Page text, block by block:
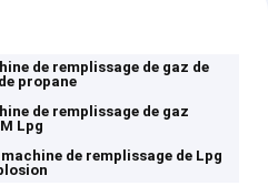
de remplissage de gaz de
propane
de remplissage de gaz
Lpg
de remplissage de Lpg